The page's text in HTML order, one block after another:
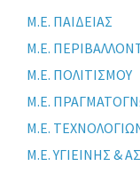
Μ.Ε. ΠΑΙΔΕΙΑΣ
Μ.Ε.
Μ.Ε. ΠΟΛΙΤΙΣΜΟΥ
Μ.Ε.
Μ.Ε.
Μ.Ε. ΥΓΙΕΙΝΗΣ &